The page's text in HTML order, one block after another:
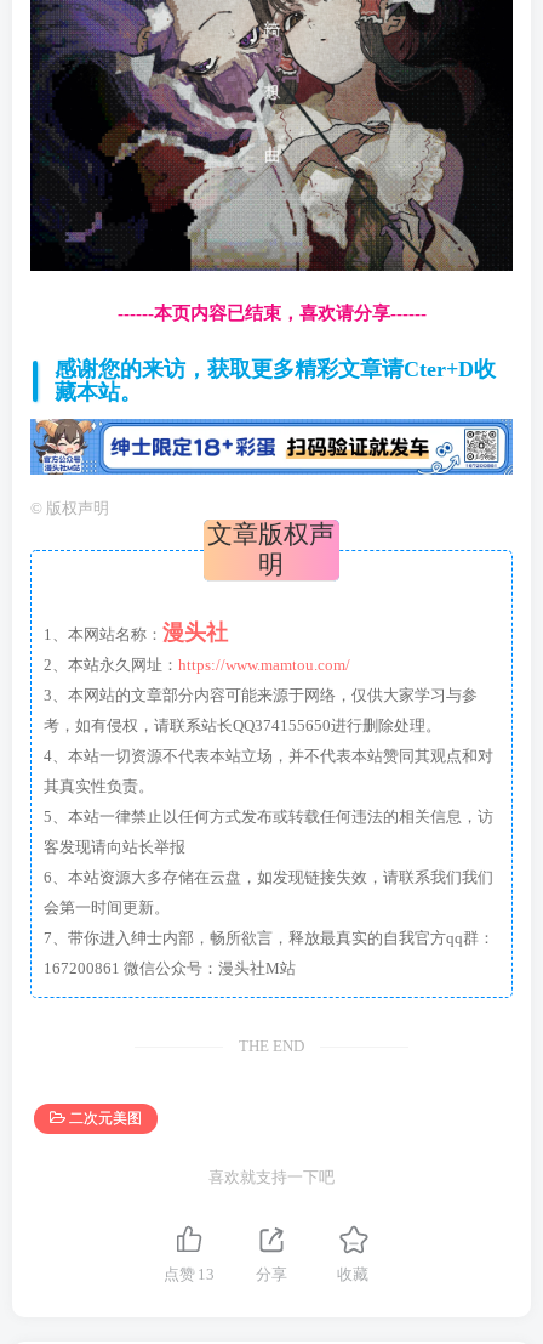
------本页内容已结束，喜欢请分享------
感谢您的来访，获取更多精彩文章请Cter+D收
藏本站。
© 版权声明
文章版权声
明
1、本网站名称： 漫头社
2、本站永久网址： https://www.mamtou.com/
3、本网站的文章部分内容可能来源于网络，仅供大家学习与参
考，如有侵权，请联系站长QQ374155650进行删除处理。
4、本站一切资源不代表本站立场，并不代表本站赞同其观点和对
其真实性负责。
5、本站一律禁止以任何方式发布或转载任何违法的相关信息，访
客发现请向站长举报
6、本站资源大多存储在云盘，如发现链接失效，请联系我们我们
会第一时间更新。
7、带你进入绅士内部，畅所欲言，释放最真实的自我官方qq群：
167200861 微信公众号：漫头社M站
THE END
二次元美图
喜欢就支持一下吧
点赞 13 分享 收藏